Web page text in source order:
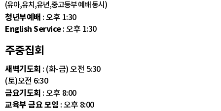
(유아,유치,유년,중고등부 예배 동시)
청년부예배 : 오후 1:30
English Service: 오후 1:30
주중집회
새벽기도회 : (화-금) 오전 5:30
(토)오전 6:30
금요기도회 : 오후 8:00
교육부 금요 모임 : 오후 8:00